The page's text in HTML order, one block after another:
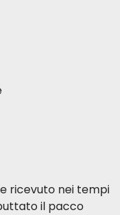
ricevuto nei tempi
il pacco